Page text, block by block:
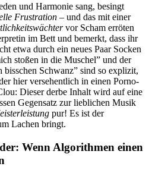
und Harmonie sang, besingt
Frustration – und das mit einer
vor Scham erröten
im Bett und bemerkt, dass ihr
etwa durch ein neues Paar Socken
stoßen in die Muschel” und der
bisschen Schwanz” sind so explizit,
hier versehentlich in einen Porno-
Dieser derbe Inhalt wird auf eine
Gegensatz zur lieblichen Musik
pur! Es ist der
Lachen bringt.
Wenn Algorithmen einen